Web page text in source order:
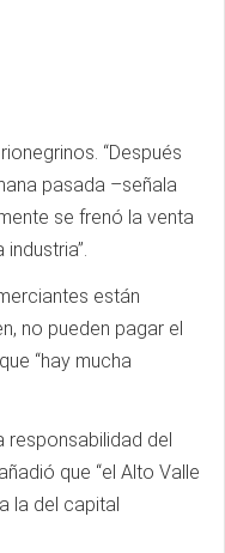
“Después
pasada –señala
se frenó la venta
están
no pueden pagar el
“hay mucha
responsabilidad del
que “el Alto Valle
la del capital